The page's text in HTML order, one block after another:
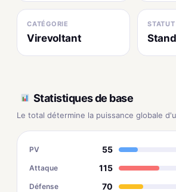
CATÉGORIE
Virevoltant
STATUT
Statistiques de base
Le total détermine la puissance globale
PV 55
Attaque 115
Défense 70